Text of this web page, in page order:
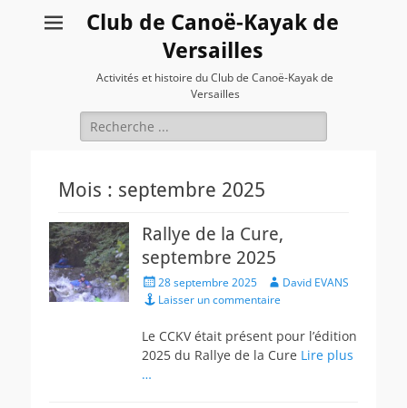
Club de Canoë-Kayak de
Versailles
Activités et histoire du Club de Canoë-Kayak de
Versailles
Rechercher :
Mois : septembre 2025
Rallye de la Cure,
septembre 2025
Posted
on
28 septembre 2025 AuthorDavid EVANS
Laisser un commentaire
Le CCKV était présent pour l’édition
2025 du Rallye de la Cure Lire plus
…